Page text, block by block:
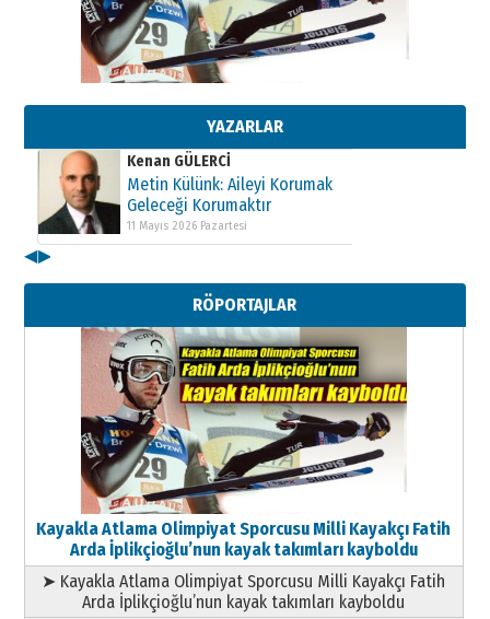
YAZARLAR
Kenan GÜLERCİ
Metin Külünk: Aileyi Korumak
11 Mayıs 2026 Pazartesi
Kenan GÜLERCİ
Metin Külünk: Aileyi Korumak
Geleceği Korumaktır
11 Mayıs 2026 Pazartesi
Metin Külünk: Aileyi Korumak
Geleceği Korumaktır
11 Mayıs 2026 Pazartesi
◀▶
RÖPORTAJLAR
Kayakla Atlama Olimpiyat Sporcusu Milli Kayakçı Fatih
Arda İplikçioğlu’nun kayak takımları kayboldu
➤ Kayakla Atlama Olimpiyat Sporcusu Milli Kayakçı Fatih
Arda İplikçioğlu’nun kayak takımları kayboldu